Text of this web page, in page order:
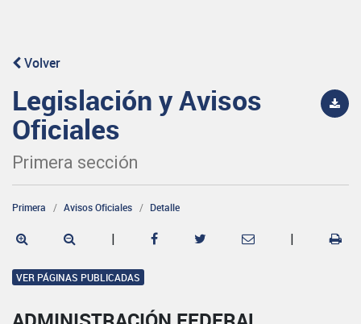
Volver
Legislación y Avisos
Oficiales
Primera sección
Primera Avisos Oficiales Detalle
| |
VER PÁGINAS PUBLICADAS